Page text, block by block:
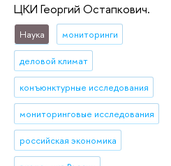
ЦКИ Георгий Остапкович.
Наука мониторинги
деловой климат
конъюнктурные исследования
мониторинговые исследования
российская экономика